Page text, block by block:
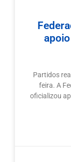
Partidos
feira. A
oficializou